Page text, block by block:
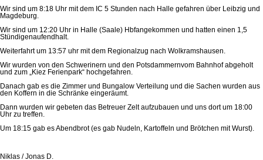
Wir sind um 8:18 Uhr mit dem IC 5 Stunden nach Halle gefahren über Leibzig und
Magdeburg.
Wir sind um 12:20 Uhr in Halle (Saale) Hbfangekommen und hatten einen 1,5
Stündigenaufendhalt.
Weiterfahrt um 13:57 uhr mit dem Regionalzug nach Wolkramshausen.
Wir wurden von den Schwerinern und den Potsdammernvom Bahnhof abgeholt
und zum „Kiez Ferienpark“ hochgefahren.
Danach gab es die Zimmer und Bungalow Verteilung und die Sachen wurden aus
den Koffern in die Schränke eingeräumt.
Dann wurden wir gebeten das Betreuer Zelt aufzubauen und uns dort um 18:00
Uhr zu treffen.
Um 18:15 gab es Abendbrot (es gab Nudeln, Kartoffeln und Brötchen mit Wurst).
Niklas / Jonas D.